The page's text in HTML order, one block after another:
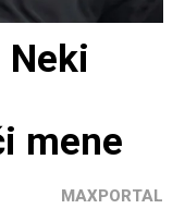
mene
MAXPORTAL